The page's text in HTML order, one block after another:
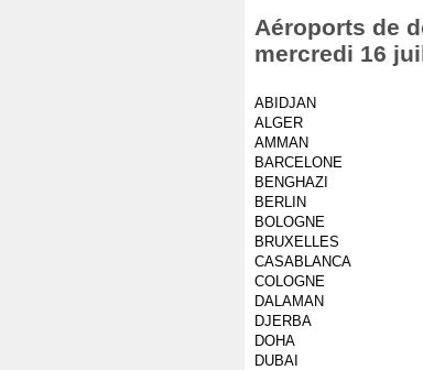
Aéroports de
mercredi 16
ABIDJAN
ALGER
AMMAN
BARCELONE
BENGHAZI
BERLIN
BOLOGNE
BRUXELLES
CASABLANCA
COLOGNE
DALAMAN
DJERBA
DOHA
DUBAI